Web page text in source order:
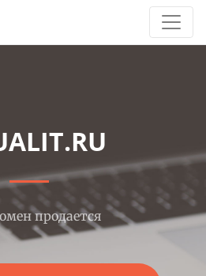
продается